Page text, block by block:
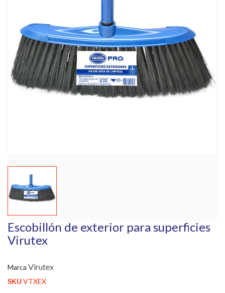
Escobillón de exterior para superficies
Virutex
Marca Virutex
SKU VTXEX